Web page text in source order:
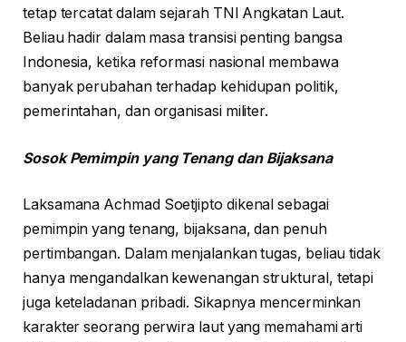
tetap tercatat dalam sejarah TNI Angkatan Laut.
Beliau hadir dalam masa transisi penting bangsa
Indonesia, ketika reformasi nasional membawa
banyak perubahan terhadap kehidupan politik,
pemerintahan, dan organisasi militer.
Sosok Pemimpin yang Tenang dan Bijaksana
Laksamana Achmad Soetjipto dikenal sebagai
pemimpin yang tenang, bijaksana, dan penuh
pertimbangan. Dalam menjalankan tugas, beliau tidak
hanya mengandalkan kewenangan struktural, tetapi
juga keteladanan pribadi. Sikapnya mencerminkan
karakter seorang perwira laut yang memahami arti